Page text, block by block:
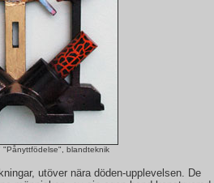
blandteknik
utöver nära döden-upplevelsen. De